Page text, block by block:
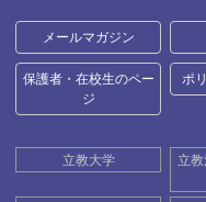
メールマガジン
保護者・在校生のペー
ジ
ポ
立教大学
立